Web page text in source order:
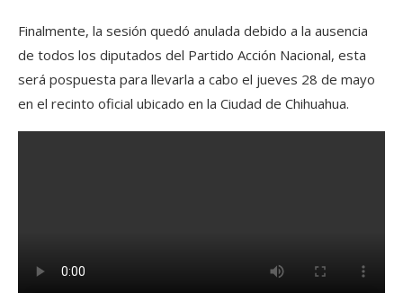
Finalmente, la sesión quedó anulada debido a la ausencia
de todos los diputados del Partido Acción Nacional, esta
será pospuesta para llevarla a cabo el jueves 28 de mayo
en el recinto oficial ubicado en la Ciudad de Chihuahua.